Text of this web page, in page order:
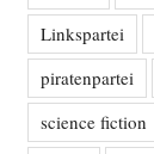
Linkspartei
piratenpartei
science fiction